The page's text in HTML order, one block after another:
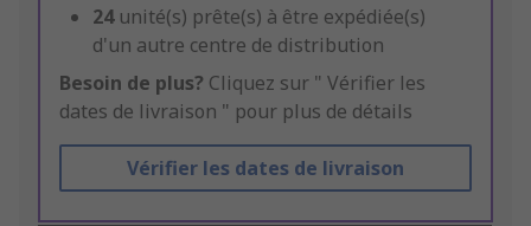
24 unité(s) prête(s) à être expédiée(s)
d'un autre centre de distribution
Besoin de plus? Cliquez sur " Vérifier les
dates de livraison " pour plus de détails
Vérifier les dates de livraison